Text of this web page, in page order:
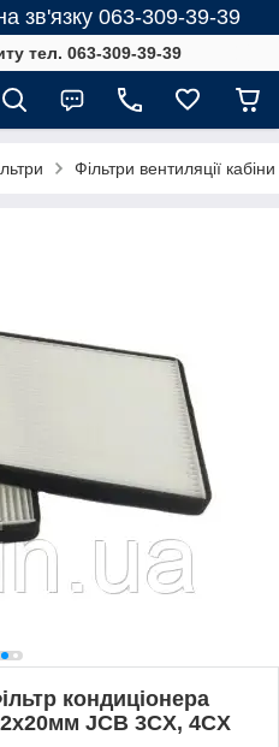
зв'язку 063-309-39-39
тел. 063-309-39-39
Фільтри вентиляції кабіни
кондиціонера
JCB 3CX, 4CX